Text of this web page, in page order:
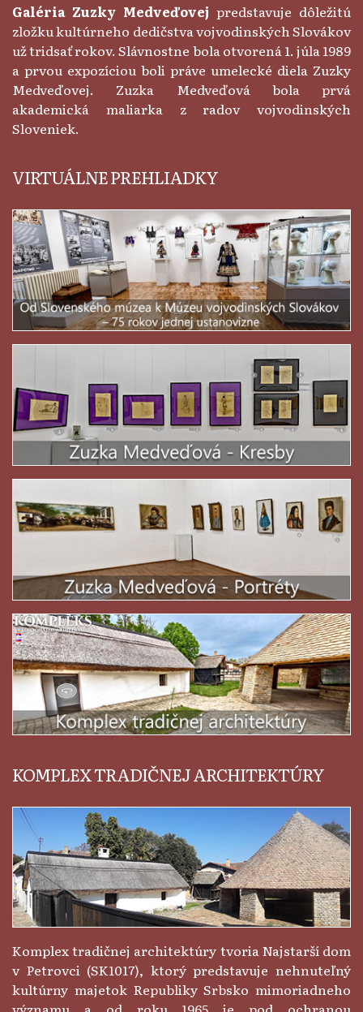
Galéria Zuzky Medveďovej predstavuje dôležitú
zložku kultúrneho dedičstva vojvodinských Slovákov
už tridsať rokov. Slávnostne bola otvorená 1. júla 1989
a prvou expozíciou boli práve umelecké diela Zuzky
Medveďovej. Zuzka Medveďová bola prvá
akademická maliarka z radov vojvodinských
Sloveniek.
VIRTUÁLNE PREHLIADKY
KOMPLEX TRADIČNEJ ARCHITEKTÚRY
Komplex tradičnej architektúry tvoria Najstarší dom
v Petrovci (SK1017), ktorý predstavuje nehnuteľný
kultúrny majetok Republiky Srbsko mimoriadneho